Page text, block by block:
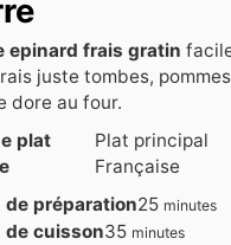
epinard frais gratin
juste tombes,
dore au four.
plat
Plat principal
Française
de préparation25minutes
minutes
de cuisson35minutes
minutes